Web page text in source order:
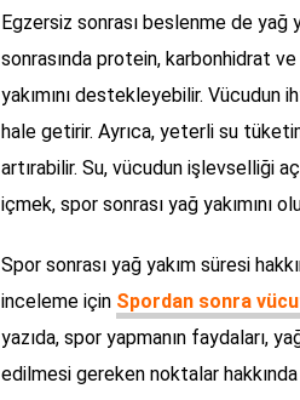
Egzersiz sonrası beslenme de
sonrasında protein, karbonhidrat
yakımını destekleyebilir. Vücudun
hale getirir. Ayrıca, yeterli su
artırabilir. Su, vücudun işlevselliği
içmek, spor sonrası yağ yakımını
Spor sonrası yağ yakım süresi
inceleme için Spordan sonra
yazıda, spor yapmanın faydaları,
edilmesi gereken noktalar